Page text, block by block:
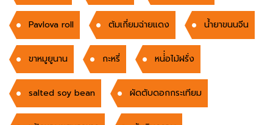
Pavlova roll ต้มเกี่ยมฉ่ายแดง น้ำยาขนนจีน
ขาหมูยูนาน กะหรี่ หน่่่อไม้ฝรั่ง
salted soy bean ผัดตับดอกกระเทียม